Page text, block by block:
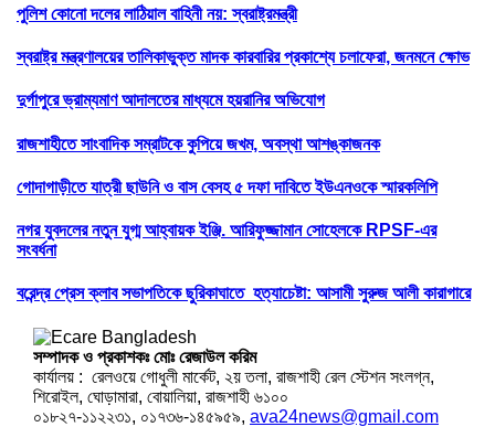
পুলিশ কোনো দলের লাঠিয়াল বাহিনী নয়: স্বরাষ্ট্রমন্ত্রী
স্বরাষ্ট্র মন্ত্রণালয়ের তালিকাভুক্ত মাদক কারবারির প্রকাশ্যে চলাফেরা, জনমনে ক্ষোভ
দুর্গাপুরে ভ্রাম্যমাণ আদালতের মাধ্যমে হয়রানির অভিযোগ
রাজশাহীতে সাংবাদিক সম্রাটকে কুপিয়ে জখম, অবস্থা আশঙ্কাজনক
গোদাগাড়ীতে যাত্রী ছাউনি ও বাস বেসহ ৫ দফা দাবিতে ইউএনওকে স্মারকলিপি
নগর যুবদলের নতুন যুগ্ম আহ্বায়ক ইঞ্জি. আরিফুজ্জামান সোহেলকে RPSF-এর
সংবর্ধনা
বরেন্দ্র প্রেস ক্লাব সভাপতিকে ছুরিকাঘাতে হত্যাচেষ্টা: আসামী সুরুজ আলী কারাগারে
সম্পাদক ও প্রকাশকঃ মোঃ রেজাউল করিম
কার্যালয় : রেলওয়ে গোধুলী মার্কেট, ২য় তলা, রাজশাহী রেল স্টেশন সংলগ্ন,
শিরোইল, ঘোড়ামারা, বোয়ালিয়া, রাজশাহী ৬১০০
০১৮২৭-১১২২৩১, ০১৭৩৬-১৪৫৯৫৯, ava24news@gmail.com